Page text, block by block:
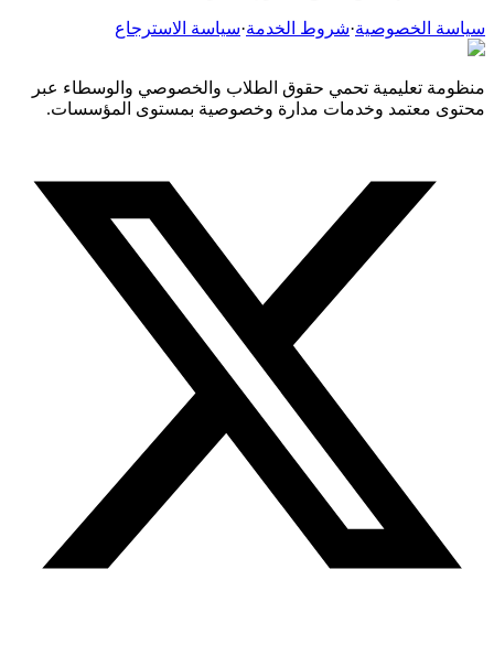
سياسة الخصوصية·شروط الخدمة·سياسة الاسترجاع
منظومة تعليمية تحمي حقوق الطلاب والخصوصي والوسطاء عبر
محتوى معتمد وخدمات مدارة وخصوصية بمستوى المؤسسات.